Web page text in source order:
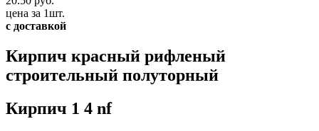
цена за 1шт.
с доставкой
Кирпич красный рифленый
строительный полуторный
Кирпич 1 4 nf